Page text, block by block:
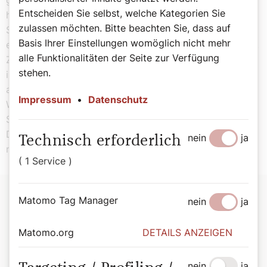
hatten, konnte ich sicher sein, dass er fast auf die
Sekunde genau anwesend war“, erzählt Schmidl: „Es
ergab sich aber auch öfter, dass wir zu früh dran waren.
Zum Beispiel jedes Jahr in Alt-Ottakring, als wir immer
in der Thaliastraße anhielten, um nicht zu früh
anzukommen.
Wir standen jedes Jahr vor dem Fleischhauer in dieser
Straße und Bischof Moser begutachtete die Preise.
Daraufhin bemerkte er, dass die Schnitzelpreise immer
noch dieselben waren wie voriges Jahr.“
Entscheiden Sie selbst, welche Kategorien Sie
zulassen möchten. Bitte beachten Sie, dass auf
Basis Ihrer Einstellungen womöglich nicht mehr
alle Funktionalitäten der Seite zur Verfügung
stehen.
Impressum • Datenschutz
Technisch erforderlich
( 1 Service )
nein ja
Matomo Tag Manager nein ja
Matomo.org DETAILS ANZEIGEN